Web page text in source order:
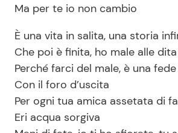
Ma per te io non cambio
È una vita in salita, una storia
Che poi è finita, ho male alle dita
Perché farci del male, è una
Con il foro d’uscita
Per ogni tua amica assetata di
Eri acqua sorgiva